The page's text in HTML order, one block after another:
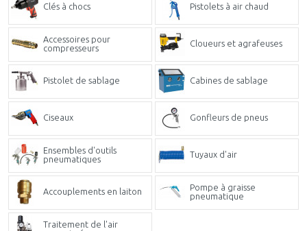
Clés à chocs Pistolets à air chaud
Accessoires pour
compresseurs
Cloueurs et agrafeuses
Pistolet de sablage Cabines de sablage
Ciseaux Gonfleurs de pneus
Ensembles d'outils
pneumatiques
Tuyaux d'air
Accouplements en laiton
Pompe à graisse
pneumatique
Traitement de l'air